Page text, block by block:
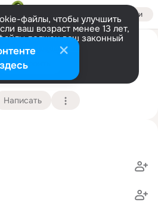
Войти
файлы, чтобы улучшить
ваш возраст менее 13 лет,
должен ваш законный
информации
Настроить
Подробнее
Написать